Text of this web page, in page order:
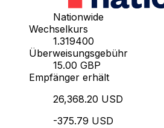
Nationwide
Wechselkurs
1.319400
Überweisungsgebühr
15.00 GBP
Empfänger erhält
26,368.20 USD
-375.79 USD